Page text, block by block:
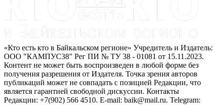
«Кто есть кто в Байкальском регионе» Учредитель и Издатель:
ООО "КАМПУС38" Рег ПИ № ТУ 38 - 01081 от 15.11.2023.
Контент не может быть воспроизведен в любой форме без
получения разрешения от Издателя. Точка зрения авторов
публикаций может не совпадать с позицией Редакции, что
является гарантией свободной дискуссии. Контакты
Редакции: +7(902) 566 4510. E-mail: baik@mail.ru. Telegram: